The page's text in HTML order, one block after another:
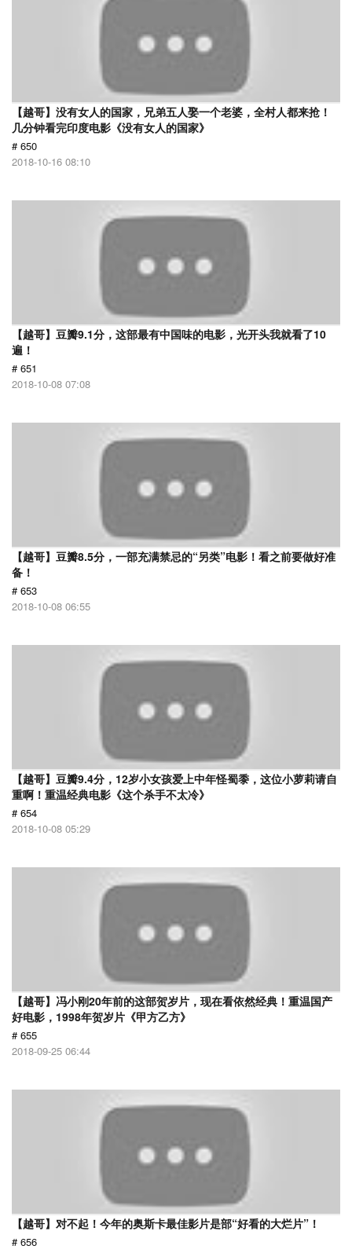
【越哥】没有女人的国家，兄弟五人娶一个老婆，全村人都来抢！
几分钟看完印度电影《没有女人的国家》
# 650
2018-10-16 08:10
【越哥】豆瓣9.1分，这部最有中国味的电影，光开头我就看了10
遍！
# 651
2018-10-08 07:08
【越哥】豆瓣8.5分，一部充满禁忌的“另类”电影！看之前要做好准
备！
# 653
2018-10-08 06:55
【越哥】豆瓣9.4分，12岁小女孩爱上中年怪蜀黍，这位小萝莉请自
重啊！重温经典电影《这个杀手不太冷》
# 654
2018-10-08 05:29
【越哥】冯小刚20年前的这部贺岁片，现在看依然经典！重温国产
好电影，1998年贺岁片《甲方乙方》
# 655
2018-09-25 06:44
【越哥】对不起！今年的奥斯卡最佳影片是部“好看的大烂片”！
# 656